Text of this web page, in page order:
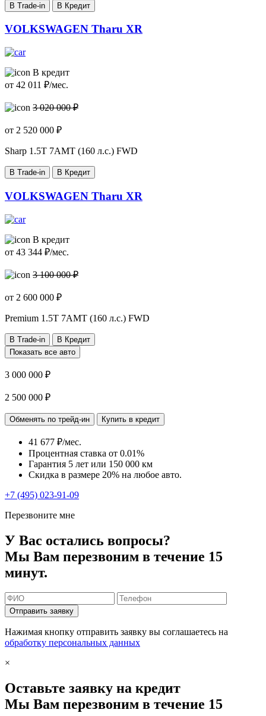
В Trade-in В Кредит
VOLKSWAGEN Tharu XR
В кредит
от 42 011 ₽/мес.
3 020 000 ₽
от 2 520 000 ₽
Sharp 1.5T 7AMT (160 л.с.) FWD
В Trade-in В Кредит
VOLKSWAGEN Tharu XR
В кредит
от 43 344 ₽/мес.
3 100 000 ₽
от 2 600 000 ₽
Premium 1.5T 7AMT (160 л.с.) FWD
В Trade-in
В Кредит
Показать все авто
3 000 000 ₽
2 500 000 ₽
Обменять по трейд-ин Купить в кредит
41 677 ₽/мес.
Процентная ставка от 0.01%
Гарантия 5 лет или 150 000 км
Скидка в размере 20% на любое авто.
+7 (495) 023-91-09
Перезвоните мне
У Вас остались вопросы?
Мы Вам перезвоним в течение 15
минут.
Отправить заявку
Нажимая кнопку отправить заявку вы соглашаетесь на
обработку персональных данных
×
Оставьте заявку на кредит
Мы Вам перезвоним в течение 15